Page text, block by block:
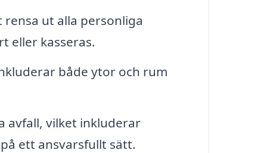
ut alla personliga
eller kasseras.
både ytor och rum
avfall, vilket inkluderar
ett ansvarsfullt sätt.